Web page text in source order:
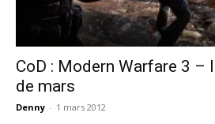
CoD : Modern Warfare 3 –
de mars
Denny - 1 mars 2012